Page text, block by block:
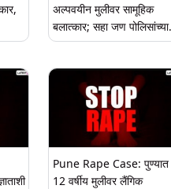
अल्पवयीन मुलीवर सामूहिक
बलात्कार; सहा जण पोलिसांच्या
ताब्यात
Pune Rape Case: पुण्यात
12 वर्षीय मुलीवर लैंगिक